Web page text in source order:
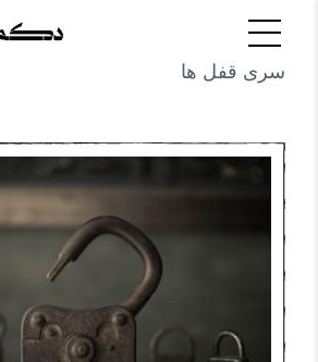
سری قفل ها